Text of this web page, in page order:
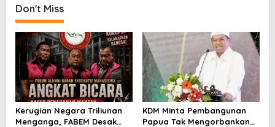
i
g
a
t
i
o
n
Don't Miss
Kerugian Negara Triliunan
Menganga, FABEM Desak
KDM Minta Pembangunan
Papua Tak Mengorbankan